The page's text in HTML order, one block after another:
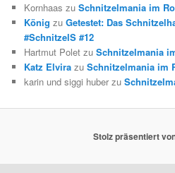
Kornhaas zuSchnitzelmania im
König zuGetestet: Das
#SchnitzelS #12
Hartmut Polet zuSchnitzelmania
Katz Elvira zuSchnitzelmania im
karin und siggi huber zu
Stolz präsentiert